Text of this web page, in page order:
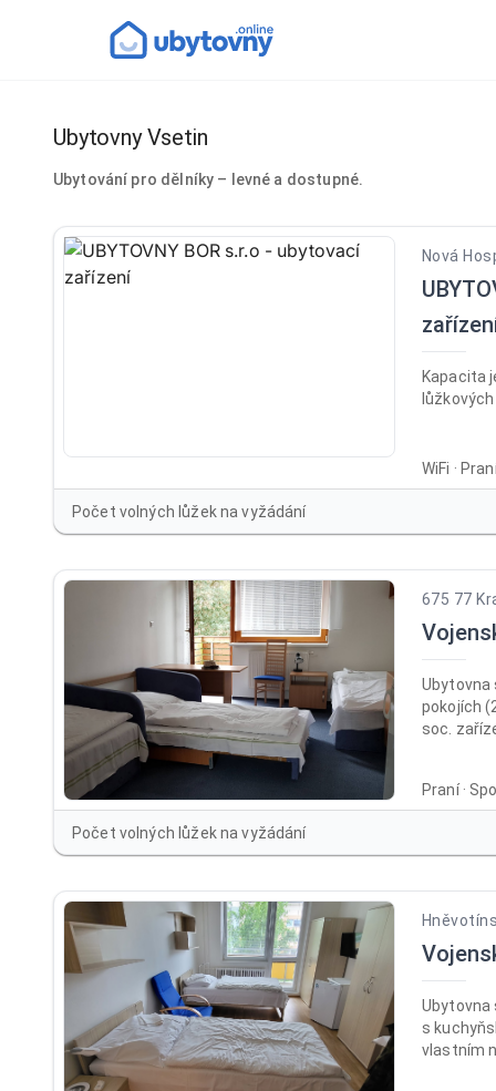
Ubytovny Vsetin
Ubytování pro dělníky – levné a dostupné.
Nová
Kapacita
WiFi ·
Počet volných lůžek na vyžádání
675 77
Ubytovna
pokojích
soc.
recepce,
altán
v provozu
Praní ·
Počet volných lůžek na vyžádání
Ubytovna
s
vlastním